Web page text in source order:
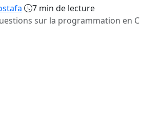
7 min de lecture
sur la programmation en